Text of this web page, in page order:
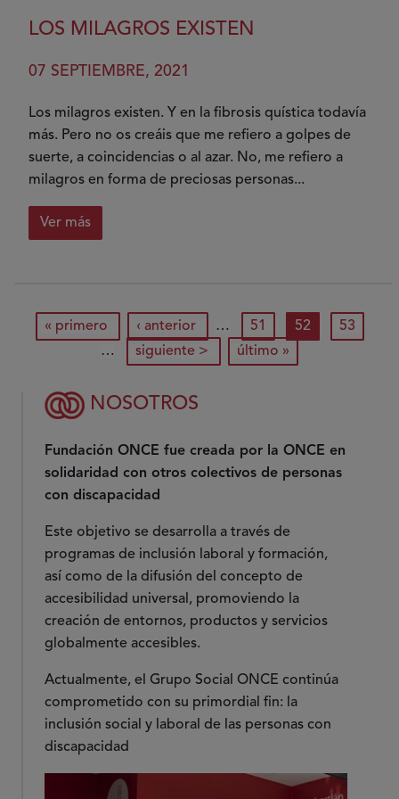
suerte
tener
alguien
LOS MILAGROS EXISTEN
07 SEPTIEMBRE, 2021
Los milagros existen. Y en la fibrosis quística todavía
más. Pero no os creáis que me refiero a golpes de
suerte, a coincidencias o al azar. No, me refiero a
milagros en forma de preciosas personas...
Ver más
sobre
existen
Paginación
primera página
« primero página anterior
‹ anterior … página
51 página actual
52 página
53
…
siguiente página
siguiente > última página
último »
NOSOTROS
Fundación ONCE fue creada por la ONCE en
solidaridad con otros colectivos de personas
con discapacidad
Este objetivo se desarrolla a través de
programas de inclusión laboral y formación,
así como de la difusión del concepto de
accesibilidad universal, promoviendo la
creación de entornos, productos y servicios
globalmente accesibles.
Actualmente, el Grupo Social ONCE continúa
comprometido con su primordial fin: la
inclusión social y laboral de las personas con
discapacidad